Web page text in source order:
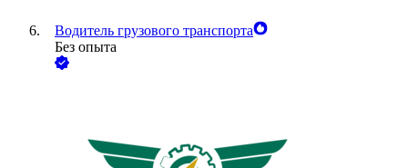
Водитель грузового транспорта
Без опыта